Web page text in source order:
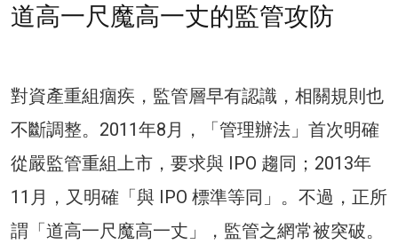
道高一尺魔高一丈的監管攻防
對資產重組痼疾，監管層早有認識，相關規則也
不斷調整。2011年8月，「管理辦法」首次明確
從嚴監管重組上市，要求與 IPO 趨同；2013年
11月，又明確「與 IPO 標準等同」。不過，正所
謂「道高一尺魔高一丈」，監管之網常被突破。